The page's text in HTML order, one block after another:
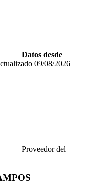
Datos desde
09/08/2026
Proveedor del